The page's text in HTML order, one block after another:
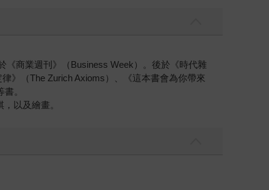
《商業週刊》（Business Week）。後於《時代雜
》（The Zurich Axioms）、《這本書會為你帶來
。
以及繪畫。